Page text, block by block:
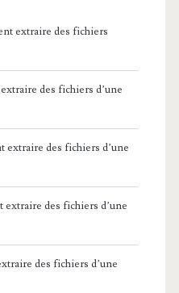
extraire des fichiers
des fichiers d’une
extraire des fichiers d’une
des fichiers d’une
des fichiers d’une